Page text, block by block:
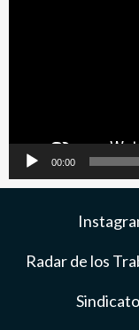
00:00
Radar de los